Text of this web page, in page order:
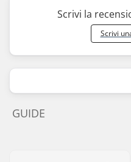
Scrivi la
Scrivi
GUIDE